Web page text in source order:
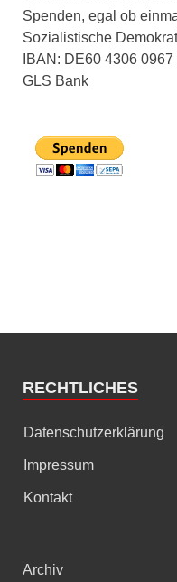
Spenden, egal ob
Sozialistische
IBAN: DE60 4306
GLS Bank
RECHTLICHES
Datenschutzerklärung
Impressum
Kontakt
Archiv